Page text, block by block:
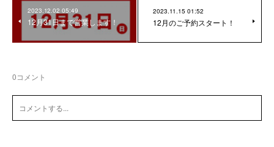
2023.12.02 05:49
12月31日まで営業します！
2023.11.15 01:52
12月のご予約スタート！
0コメント